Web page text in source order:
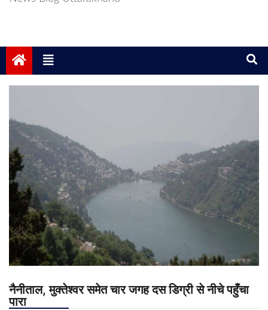
नैनीताल, मुक्तेश्वर समेत चार जगह दस डिग्री से नीचे पहुँचा
पारा